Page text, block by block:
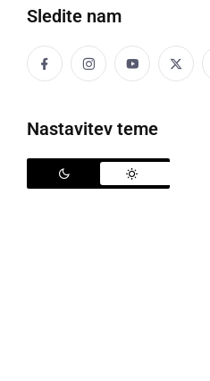
Sledite nam
Nastavitev teme
Družabno
Črna kronika
Kultura
Šport